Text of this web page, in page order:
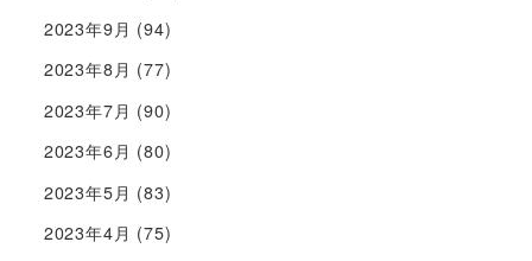
2023年9月 (94)
2023年8月 (77)
2023年7月 (90)
2023年6月 (80)
2023年5月 (83)
2023年4月 (75)